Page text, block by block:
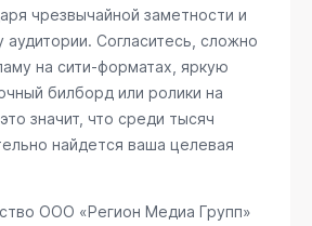
чрезвычайной заметности и
Согласитесь, сложно
на сити-форматах, яркую
билборд или ролики на
значит, что среди тысяч
найдется ваша целевая
ООО «Регион Медиа Групп»